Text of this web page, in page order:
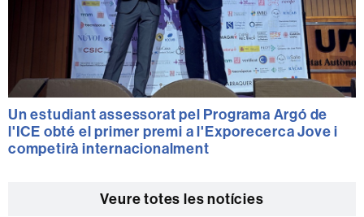
Un estudiant assessorat pel Programa Argó de
l'ICE obté el primer premi a l'Exporecerca Jove i
competirà internacionalment
Veure totes les notícies